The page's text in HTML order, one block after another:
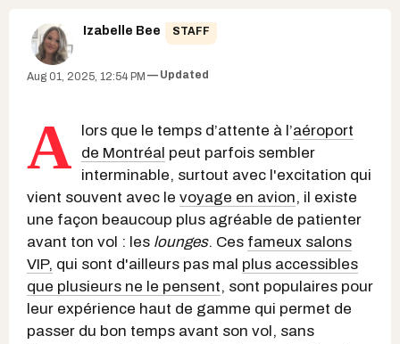
Izabelle Bee STAFF
Aug 01, 2025, 12:54 PM Updated
A lors que le temps d’attente à l’aéroport
de Montréal peut parfois sembler
interminable, surtout avec l'excitation qui
vient souvent avec le voyage en avion, il existe
une façon beaucoup plus agréable de patienter
avant ton vol : les lounges. Ces fameux salons
VIP, qui sont d'ailleurs pas mal plus accessibles
que plusieurs ne le pensent, sont populaires pour
leur expérience haut de gamme qui permet de
passer du bon temps avant son vol, sans